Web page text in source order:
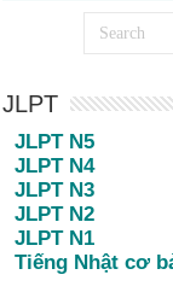
JLPT
JLPT N5
JLPT N4
JLPT N3
JLPT N2
JLPT N1
Tiếng Nhật cơ